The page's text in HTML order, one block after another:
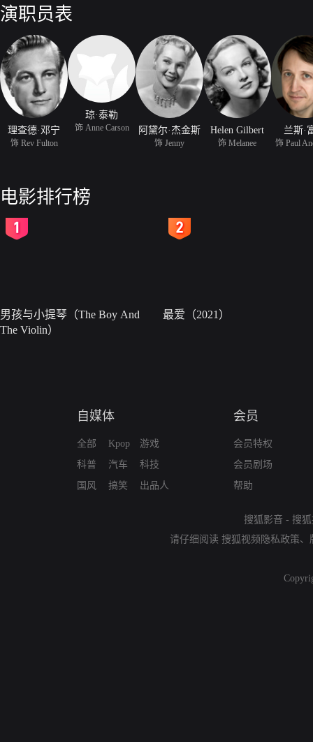
演职员表
理查德·邓宁
饰 Rev Fulton
琼·泰勒
饰 Anne Carson 阿黛尔·杰金斯
饰 Jenny
Helen Gilbert
饰 Melanee
兰斯·
饰 Paul
电影排行榜
男孩与小提琴（The Boy And
The Violin）
最爱（2021）
自媒体
全部
科普
国风
Kpop
汽车
搞笑
游戏
科技
出品人
会员
会员特权
会员剧场
帮助
搜狐影音 - 搜
请仔细阅读 搜狐视频隐私政策、